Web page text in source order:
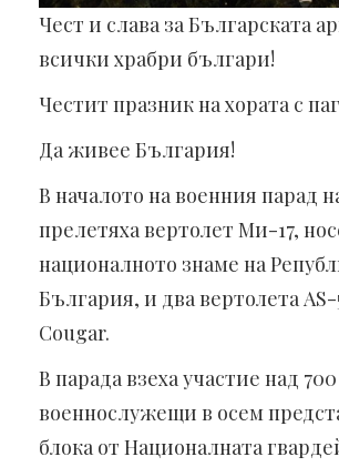
Чест и слава за Българската
всички храбри българи!
Честит празник на хората с
Да живее България!
В началото на военния парад
прелетяха вертолет Ми-17,
националното знаме на
България, и два вертолета AS-
Cougar.
В парада взеха участие над 700
военнослужещи в осем
блока от Националната